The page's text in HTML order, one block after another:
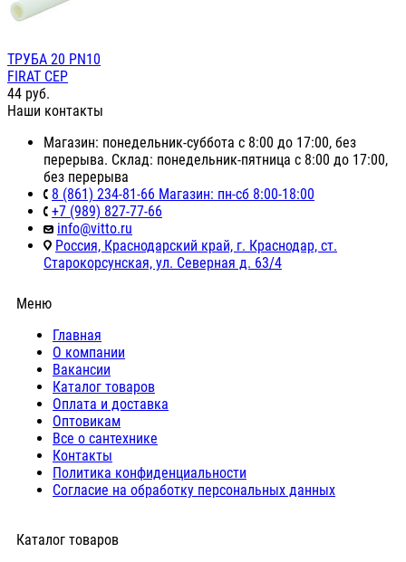
ТРУБА 20 PN10
FIRAT СЕР
44 руб.
Наши контакты
Магазин: понедельник-суббота с 8:00 до 17:00, без
перерыва. Склад: понедельник-пятница с 8:00 до 17:00,
без перерыва
8 (861) 234-81-66 Магазин: пн-сб 8:00-18:00
+7 (989) 827-77-66
info@vitto.ru
Россия, Краснодарский край, г. Краснодар, ст.
Старокорсунская, ул. Северная д. 63/4
Меню
Главная
О компании
Вакансии
Каталог товаров
Оплата и доставка
Оптовикам
Все о сантехнике
Контакты
Политика конфиденциальности
Согласие на обработку персональных данных
Каталог товаров